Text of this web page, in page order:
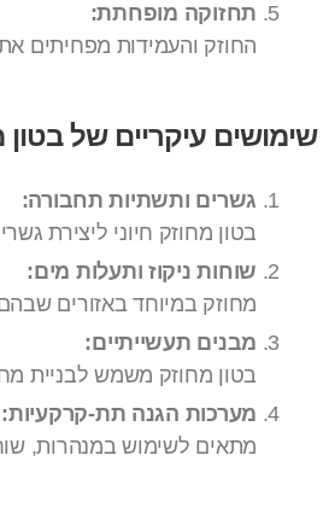
תחזוקה מופחתת:
החוזק והעמידות מפחיתים
שימושים עיקריים של בטון
גשרים ותשתיות תחבורה:
בטון מחוזק חיוני ליצירת
שוחות ניקוז ותעלות מים:
מחוזק במיוחד באזורים
מבנים תעשייתיים:
בטון מחוזק משמש לבניית
מערכות הגנה תת-קרקעיות:
מתאים לשימוש במנהרות,